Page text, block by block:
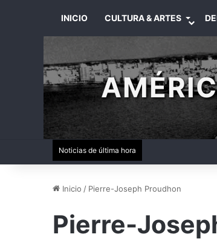
INICIO CULTURA & ARTES
Noticias de última hora
Inicio / Pierre-Joseph Proudhon
Pierre-